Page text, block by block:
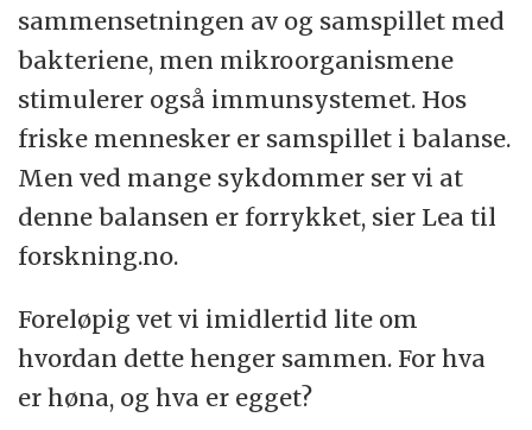
sammensetningen av og samspillet med
bakteriene, men mikroorganismene
stimulerer også immunsystemet. Hos
friske mennesker er samspillet i balanse.
Men ved mange sykdommer ser vi at
denne balansen er forrykket, sier Lea til
forskning.no.
Foreløpig vet vi imidlertid lite om
hvordan dette henger sammen. For hva
er høna, og hva er egget?